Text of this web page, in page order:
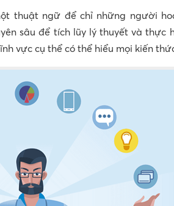
thuật ngữ để chỉ những người
sâu để tích lũy lý thuyết và thực
vực cụ thể có thể hiểu mọi kiến